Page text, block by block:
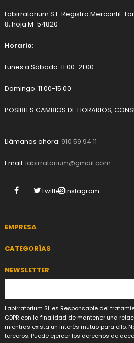
Labirratorium S.L. Registro Mercantil:
8, hoja M-54820
Horario:
Lunes a Sábado: 11:00-21:00
Domingo: 11:00-15:00
POSIBLES CAMBIOS DE HORARIOS,
Llámanos ahora: 910 59 94 11
Email: labirratorium@gmail.com
Facebook
Twitter Instagram
EMPRESA
CATEGORÍAS
NEWSLETTER
Labirratorium SL es Responsable del
GDPR con la finalidad de mantener una
mientras exista un interés mutuo para ello.
terceros. Puede ejercer los derechos de